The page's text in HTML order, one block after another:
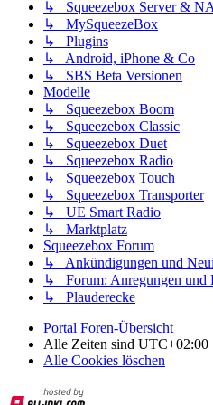
↳ Squeezebox Server &
↳ MySqueezeBox
↳ Plugins
↳ Android, iPhone & Co
↳ SBS Beta Versionen
Modelle
↳ Squeezebox Boom
↳ Squeezebox Classic
↳ Squeezebox Duet
↳ Squeezebox Radio
↳ Squeezebox Touch
↳ Squeezebox Transporter
↳ UE Smart Radio
↳ Marktplatz
Squeezebox Forum
↳ Ankündigungen und
↳ Forum: Anregungen und
↳ Plauderecke
Portal Foren-Übersicht
Alle Zeiten sind UTC+02:00
Alle Cookies löschen